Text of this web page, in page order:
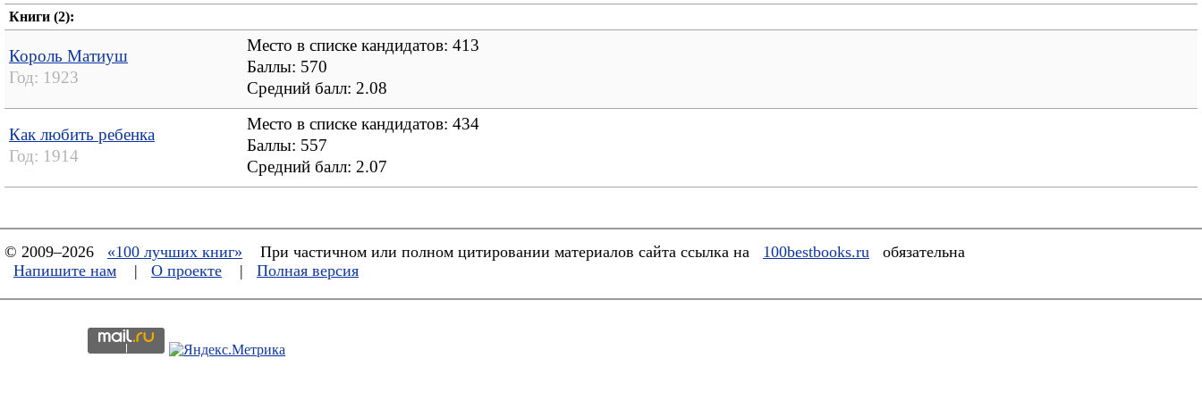
Книги (2):
Король Матиуш
Год: 1923
Место в списке кандидатов: 413
Баллы: 570
Средний балл: 2.08
Как любить ребенка
Год: 1914
Место в списке кандидатов: 434
Баллы: 557
Средний балл: 2.07
© 2009–2026 «100 лучших книг» При частичном или полном цитировании материалов сайта ссылка на 100bestbooks.ru
обязательна
Напишите нам
| О проекте | Полная версия